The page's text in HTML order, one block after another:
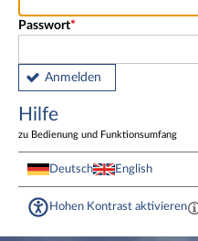
Passwort
Anmelden
Hilfe
zu Bedienung und Funktionsumfang
Deutsch English
Hohen Kontrast aktivieren